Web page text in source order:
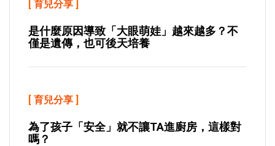
[ 育兒分享 ]
是什麼原因導致「大眼萌娃」越來越多？不
僅是遺傳，也可後天培養
[ 育兒分享 ]
為了孩子「安全」就不讓TA進廚房，這樣對
嗎？